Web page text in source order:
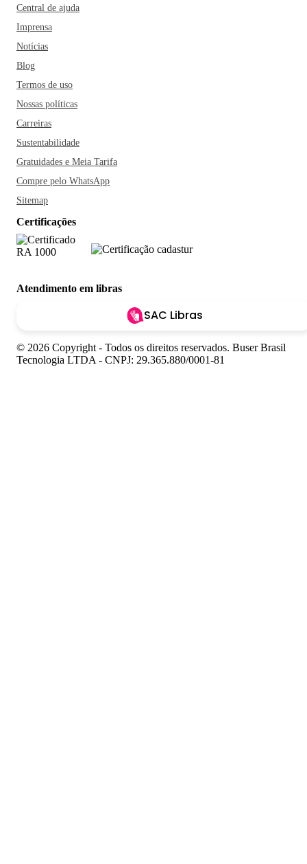
Central de ajuda
Imprensa
Notícias
Blog
Termos de uso
Nossas políticas
Carreiras
Sustentabilidade
Gratuidades e Meia Tarifa
Compre pelo WhatsApp
Sitemap
Certificações
Atendimento em libras
SAC Libras
© 2026 Copyright - Todos os direitos reservados. Buser Brasil
Tecnologia LTDA - CNPJ: 29.365.880/0001-81